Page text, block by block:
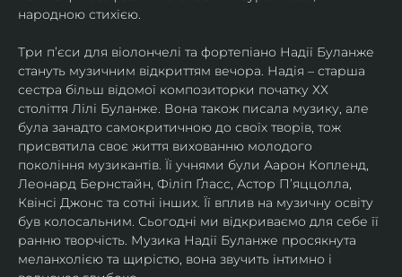
народною стихією.
Три п’єси для віолончелі та фортепіано Надії Буланже
стануть музичним відкриттям вечора. Надія – старша
сестра більш відомої композиторки початку ХХ
століття Лілі Буланже. Вона також писала музику, але
була занадто самокритичною до своїх творів, тож
присвятила своє життя вихованню молодого
покоління музикантів. Її учнями були Аарон Копленд,
Леонард Бернстайн, Філіп Ґласс, Астор П’яццолла,
Квінсі Джонс та сотні інших. Її вплив на музичну освіту
був колосальним. Сьогодні ми відкриваємо для себе її
ранню творчість. Музика Надії Буланже просякнута
меланхолією та щирістю, вона звучить інтимно і